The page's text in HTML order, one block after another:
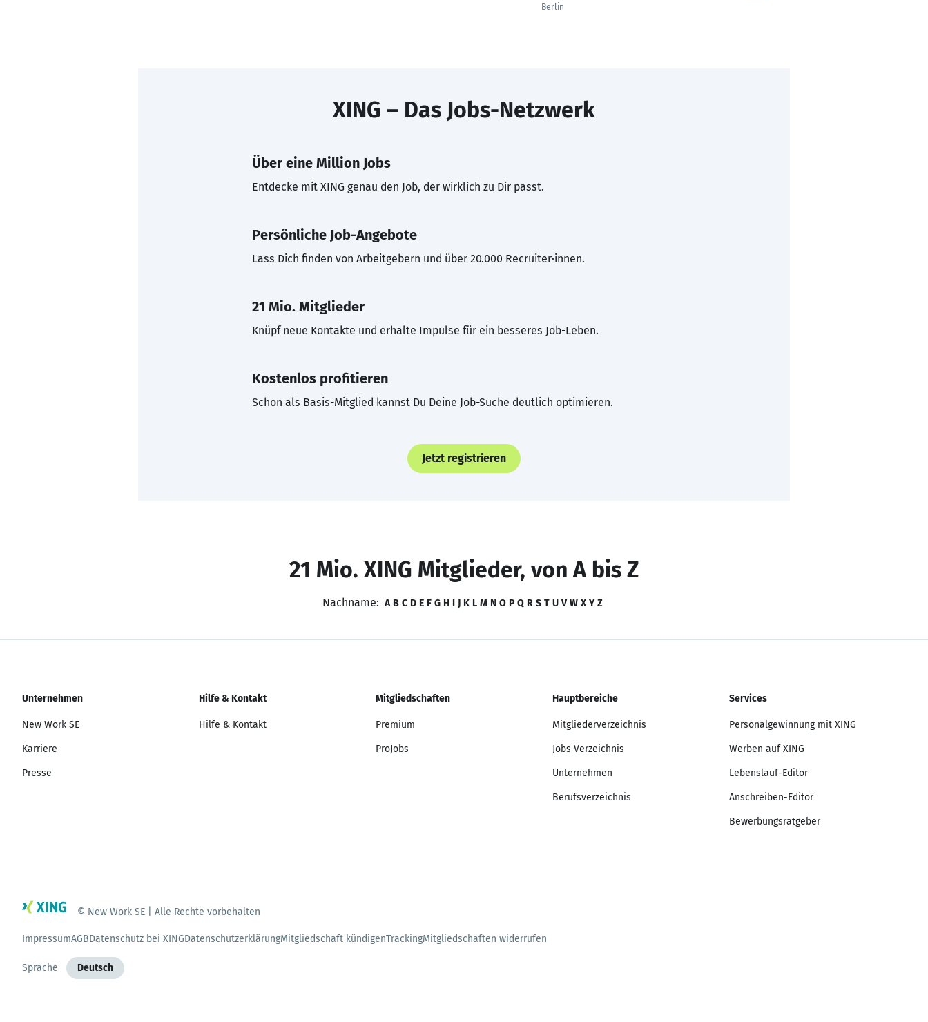
Berlin
XING – Das Jobs-Netzwerk
Über eine Million Jobs
Entdecke mit XING genau den Job, der wirklich zu Dir passt.
Persönliche Job-Angebote
Lass Dich finden von Arbeitgebern und über 20.000 Recruiter·innen.
21 Mio. Mitglieder
Knüpf neue Kontakte und erhalte Impulse für ein besseres Job-Leben.
Kostenlos profitieren
Schon als Basis-Mitglied kannst Du Deine Job-Suche deutlich optimieren.
Jetzt registrieren
21 Mio. XING Mitglieder, von A bis Z
Nachname: A B C D E F G H I J K L M N O P Q R S T U V W X Y Z
Unternehmen
New Work SE
Karriere
Presse
Hilfe & Kontakt
Hilfe & Kontakt
Mitgliedschaften
Premium
ProJobs
Hauptbereiche
Mitgliederverzeichnis
Jobs Verzeichnis
Unternehmen
Berufsverzeichnis
Services
Personalgewinnung mit XING
Werben auf XING
Lebenslauf-Editor
Anschreiben-Editor
Bewerbungsratgeber
© New Work SE | Alle Rechte vorbehalten
ImpressumAGBDatenschutz bei XINGDatenschutzerklärungMitgliedschaft kündigenTrackingMitgliedschaften widerrufen
Sprache Deutsch